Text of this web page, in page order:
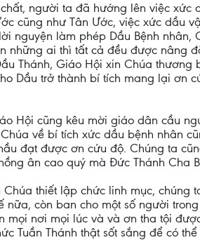
người ta đã hướng lên việc xức
cũng như Tân Ước, việc xức dầu
nguyện làm phép Dầu Bệnh
những ai thì tất cả đều được nâng
Thánh, Giáo Hội xin Chúa
Dầu trở thành bí tích mang lại ơn
Hội cũng kêu mời giáo dân cầu
về bí tích xức dầu bệnh nhân
đạt được ơn cứu độ. Chúng ta
ân cao quý mà Đức Thánh Cha
Chúa thiết lập chức linh mục,
nữa, còn ban cho một số người
mọi nơi mọi lúc và và ơn tha tội
Tuần Thánh thật sốt sắng để có